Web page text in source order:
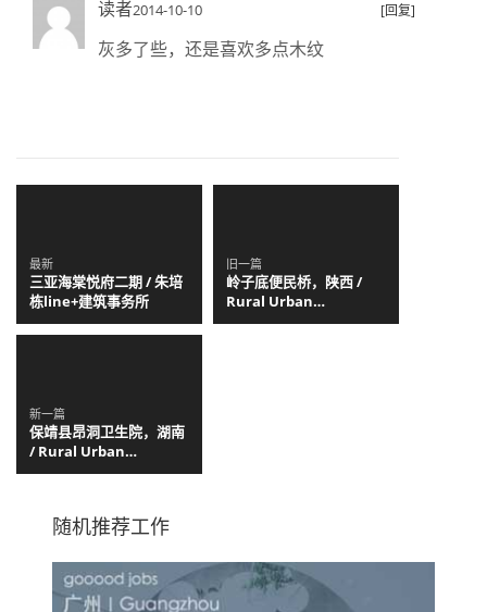
读者2014-10-10 [回复]
灰多了些，还是喜欢多点木纹
最新
三亚海棠悦府二期 / 朱培
栋line+建筑事务所
旧一篇
岭子底便民桥，陕西 /
Rural Urban
Framework
新一篇
保靖县昂洞卫生院，湖南
/ Rural Urban
Framework
随机推荐工作